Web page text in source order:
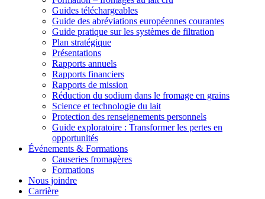
Guides téléchargeables
Guide des abréviations européennes courantes
Guide pratique sur les systèmes de filtration
Plan stratégique
Présentations
Rapports annuels
Rapports financiers
Rapports de mission
Réduction du sodium dans le fromage en grains
Science et technologie du lait
Protection des renseignements personnels
Guide exploratoire : Transformer les pertes en
opportunités
Événements & Formations
Causeries fromagères
Formations
Nous joindre
Carrière